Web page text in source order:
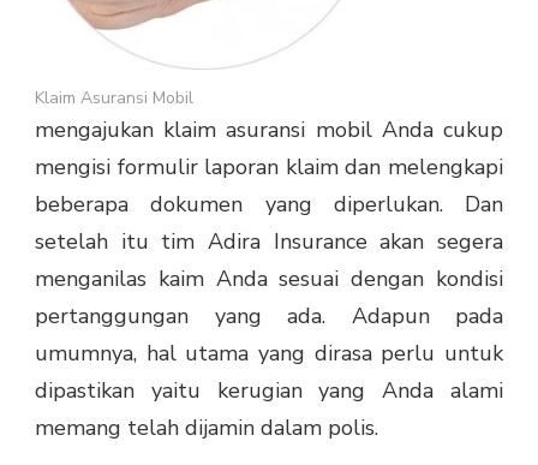
Klaim Asuransi Mobil
mengajukan klaim asuransi mobilAnda cukup
mengisi formulir laporan klaim dan melengkapi
beberapa dokumen yang diperlukan. Dan
setelah itu tim Adira Insurance akan segera
menganilas kaim Anda sesuai dengan kondisi
pertanggungan yang ada. Adapun pada
umumnya, hal utama yang dirasa perlu untuk
dipastikan yaitu kerugian yang Anda alami
memang telah dijamin dalam polis.